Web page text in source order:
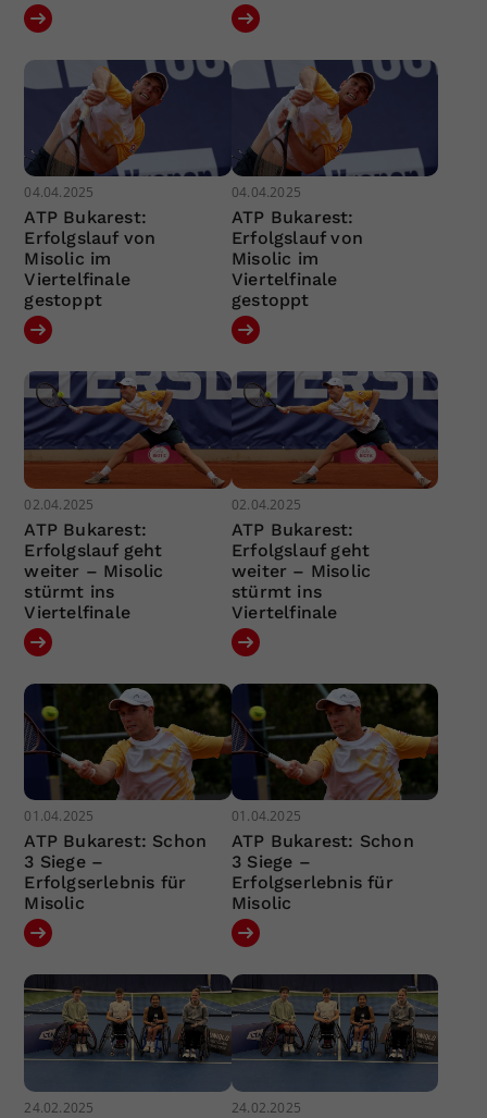
04.04.2025
ATP Bukarest:
Erfolgslauf von
Misolic im
Viertelfinale
gestoppt
04.04.2025
ATP Bukarest:
Erfolgslauf von
Misolic im
Viertelfinale
gestoppt
02.04.2025
ATP Bukarest:
Erfolgslauf geht
weiter – Misolic
stürmt ins
Viertelfinale
02.04.2025
ATP Bukarest:
Erfolgslauf geht
weiter – Misolic
stürmt ins
Viertelfinale
01.04.2025
ATP Bukarest: Schon
3 Siege –
Erfolgserlebnis für
Misolic
01.04.2025
ATP Bukarest: Schon
3 Siege –
Erfolgserlebnis für
Misolic
24.02.2025 24.02.2025